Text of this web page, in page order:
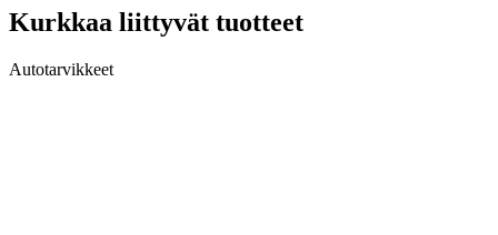
Kurkkaa liittyvät tuotteet
Autotarvikkeet